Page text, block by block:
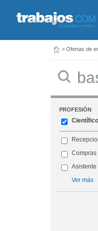
> Ofertas de
PROFESIÓN
Científico
Compras
Asistente
Ver más